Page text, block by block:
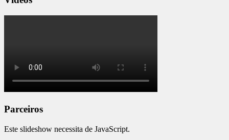
Parceiros
Este slideshow necessita de JavaScript.